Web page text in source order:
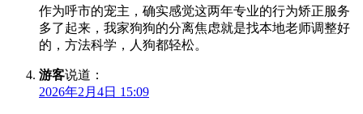
作为呼市的宠主，确实感觉这两年专业的行为矫正服务
多了起来，我家狗狗的分离焦虑就是找本地老师调整好
的，方法科学，人狗都轻松。
游客说道：
2026年2月4日 15:09